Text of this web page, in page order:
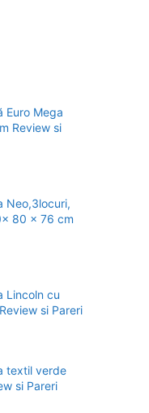
Euro Mega
Review si
Neo,3locuri,
80 x 76 cm
Lincoln cu
si Pareri
textil verde
si Pareri